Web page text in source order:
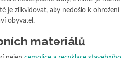
je zlikvidovat, aby nedošlo k ohrožení
obyvatel.
materiálů